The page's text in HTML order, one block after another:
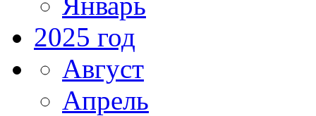
2025 год
Август
Апрель